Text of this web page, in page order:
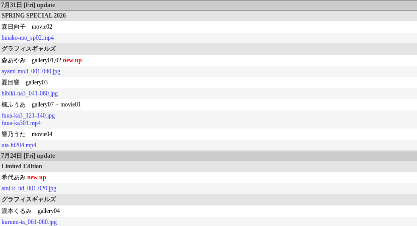
7月31日 [Fri] update
SPRING SPECIAL 2026
森日向子 movie02
hinako-mo_sp02.mp4
グラフィスギャルズ
森あやみ gallery01,02 new up
ayami-mo3_001-040.jpg
夏目響 gallery03
hibiki-na3_041-060.jpg
楓ふうあ gallery07 + movie01
fuua-ka3_121-140.jpg
fuua-ka301.mp4
響乃うた movie04
uta-hi204.mp4
7月24日 [Fri] update
Limited Edition
希代あみ new up
ami-k_ltd_001-020.jpg
グラフィスギャルズ
瀧本くるみ gallery04
kurumi-ta_061-080.jpg